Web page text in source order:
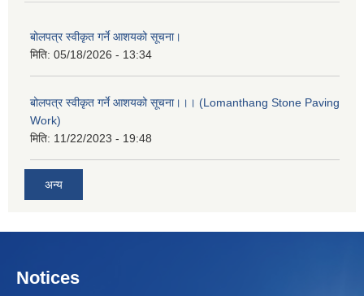
बोलपत्र स्वीकृत गर्ने आशयको सूचना।
मिति: 05/18/2026 - 13:34
बोलपत्र स्वीकृत गर्ने आशयको सूचना।।। (Lomanthang Stone Paving
Work)
मिति: 11/22/2023 - 19:48
अन्य
Notices